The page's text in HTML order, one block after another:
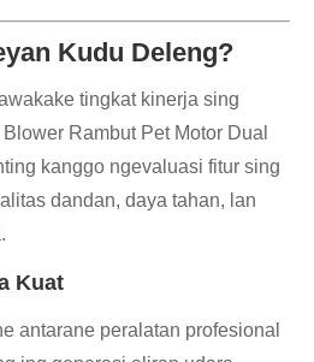
Kudu Deleng?
tingkat kinerja sing
Rambut Pet Motor Dual
kanggo ngevaluasi fitur sing
dandan, daya tahan, lan
Kuat
antarane peralatan profesional